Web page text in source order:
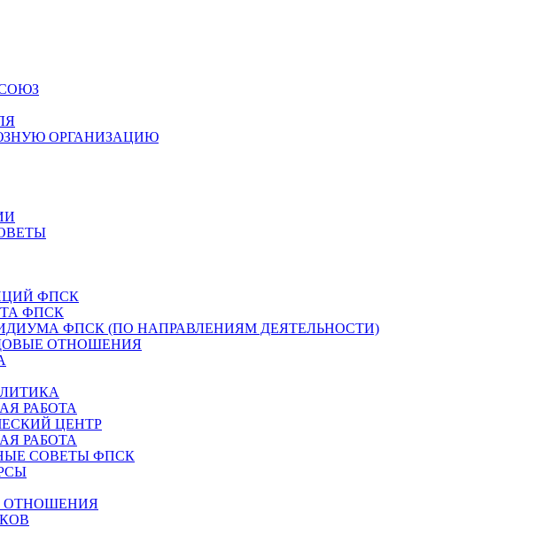
ОРГАНИЗАЦИЮ
ФПСК
ФПСК
ФПСК (ПО НАПРАВЛЕНИЯМ ДЕЯТЕЛЬНОСТИ)
ОТНОШЕНИЯ
РАБОТА
ЦЕНТР
РАБОТА
СОВЕТЫ ФПСК
ОТНОШЕНИЯ